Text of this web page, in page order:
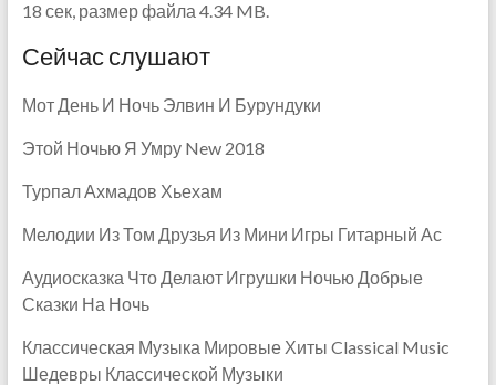
18 сек, размер файла 4.34 MB.
Сейчас слушают
Мот День И Ночь Элвин И Бурундуки
Этой Ночью Я Умру New 2018
Турпал Ахмадов Хьехам
Мелодии Из Том Друзья Из Мини Игры Гитарный Ас
Аудиосказка Что Делают Игрушки Ночью Добрые
Сказки На Ночь
Классическая Музыка Мировые Хиты Classical Music
Шедевры Классической Музыки